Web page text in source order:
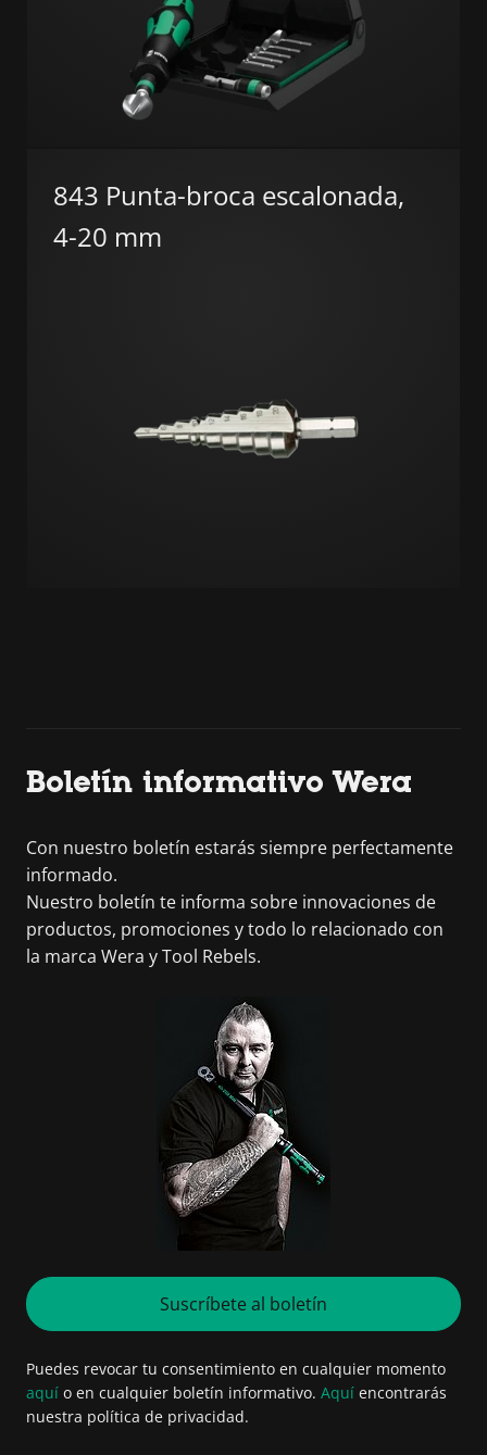
843 Punta-broca escalonada,
4-20 mm
Boletín informativo Wera
Con nuestro boletín estarás siempre perfectamente
informado.
Nuestro boletín te informa sobre innovaciones de
productos, promociones y todo lo relacionado con
la marca Wera y Tool Rebels.
Suscríbete al boletín
Puedes revocar tu consentimiento en cualquier momento
aquí o en cualquier boletín informativo. Aquí encontrarás
nuestra política de privacidad.